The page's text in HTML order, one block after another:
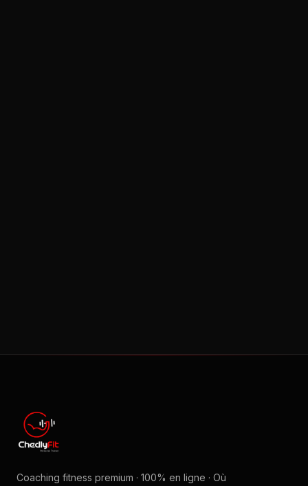
Coaching fitness premium · 100% en ligne · Où